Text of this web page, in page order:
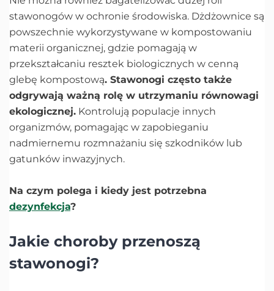
stawonogów w ochronie środowiska. Dżdżownice są
powszechnie wykorzystywane w kompostowaniu
materii organicznej, gdzie pomagają w
przekształcaniu resztek biologicznych w cenną
glebę kompostową. Stawonogi często także
odgrywają ważną rolę w utrzymaniu równowagi
ekologicznej. Kontrolują populacje innych
organizmów, pomagając w zapobieganiu
nadmiernemu rozmnażaniu się szkodników lub
gatunków inwazyjnych.
Na czym polega i kiedy jest potrzebna
dezynfekcja?
Jakie choroby przenoszą
stawonogi?